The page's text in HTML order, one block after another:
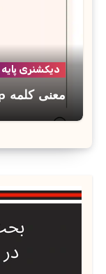
دیکشنری پایه
معنی کلمه Zip به فارسی با چند مثال